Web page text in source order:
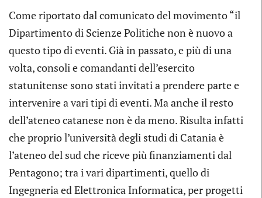
Come riportato dal comunicato del movimento “il
Dipartimento di Scienze Politiche non è nuovo a
questo tipo di eventi. Già in passato, e più di una
volta, consoli e comandanti dell’esercito
statunitense sono stati invitati a prendere parte e
intervenire a vari tipi di eventi. Ma anche il resto
dell’ateneo catanese non è da meno. Risulta infatti
che proprio l’università degli studi di Catania è
l’ateneo del sud che riceve più finanziamenti dal
Pentagono; tra i vari dipartimenti, quello di
Ingegneria ed Elettronica Informatica, per progetti